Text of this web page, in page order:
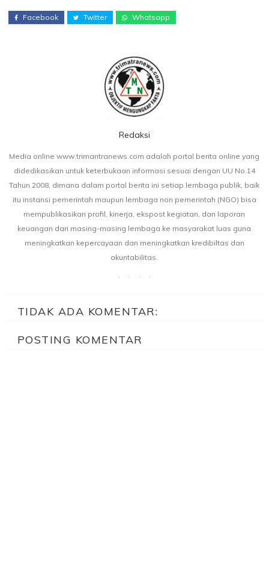
Facebook Twitter Whatsapp
Redaksi
Media online www.trimantranews.com adalah portal berita online yang
didedikasikan untuk keterbukaan informasi sesuai dengan UU No.14
Tahun 2008, dimana dalam portal berita ini setiap lembaga publik, baik
itu instansi pemerintah maupun lembaga non pemerintah (NGO) bisa
mempublikasikan profil, kinerja, ekspost kegiatan, dan laporan
keuangan dari masing-masing lembaga ke masyarakat luas guna
meningkatkan kepercayaan dan meningkatkan kredibiltas dan
akuntabilitas.
TIDAK ADA KOMENTAR:
POSTING KOMENTAR